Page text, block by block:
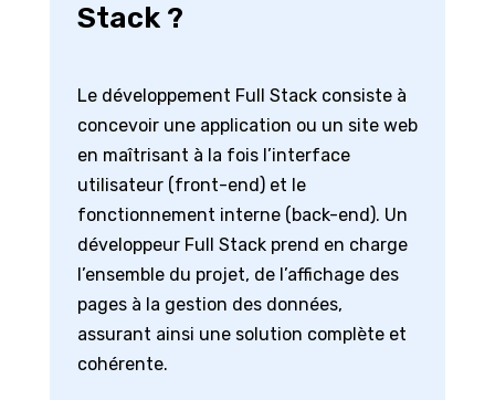
Stack ?
Le développement Full Stack consiste à
concevoir une application ou un site web
en maîtrisant à la fois l’interface
utilisateur (front-end) et le
fonctionnement interne (back-end). Un
développeur Full Stack prend en charge
l’ensemble du projet, de l’affichage des
pages à la gestion des données,
assurant ainsi une solution complète et
cohérente.